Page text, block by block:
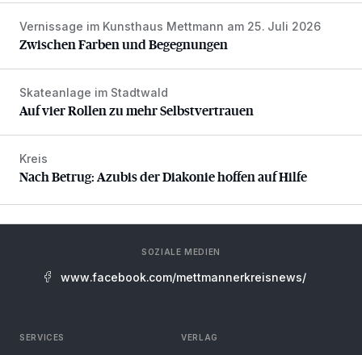
Zwischen Farben und Begegnungen
Vernissage im Kunsthaus Mettmann am 25. Juli 2026
Zwischen Farben und Begegnungen
Auf vier Rollen zu mehr Selbstvertrauen
Skateanlage im Stadtwald
Auf vier Rollen zu mehr Selbstvertrauen
Nach Betrug: Azubis der Diakonie hoffen auf Hilfe
Kreis
Nach Betrug: Azubis der Diakonie hoffen auf Hilfe
SOZIALE MEDIEN
www.facebook.com/mettmannerkreisnews/
SERVICES VERLAG